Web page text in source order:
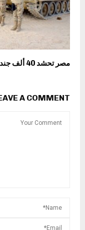
مصر تحشد 40 ألف جندي في سيناء وسط مخاوف من التهجير
A COMMENT